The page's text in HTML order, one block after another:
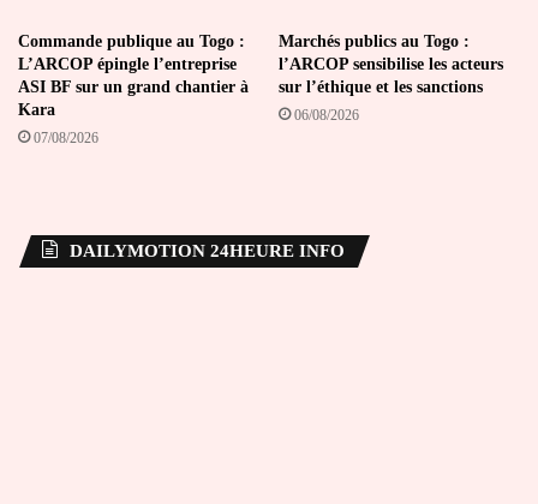
Commande publique au Togo :
L’ARCOP épingle l’entreprise
ASI BF sur un grand chantier à
Kara
07/08/2026
Marchés publics au Togo :
l’ARCOP sensibilise les acteurs
sur l’éthique et les sanctions
06/08/2026
DAILYMOTION 24HEURE INFO